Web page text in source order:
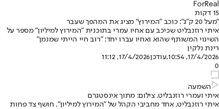
ForReal
15 דקות
"מעל 20 ק"ג": כוכב "המירוץ" מציג את המהפך שעבר
איתי רוזנבליט שכיכב עם אחיו עמרי בתוכנית "המירוץ למיליון" מספר על
השינוי המשותף שהוא ואחיו עברו יחד: "רוב חיי הייתי שמנמן"
רינת נלקין
17/4/2026, 10:54
,עודכן17/4/2026, 11:12
0
השמעה
איתי ועמרי רוזנבליט. צילום: מתוך אינסטגרם
איתי רוזנבליט, אחד מחביבי הקהל של "המירוץ למיליון", חושף צד פחות